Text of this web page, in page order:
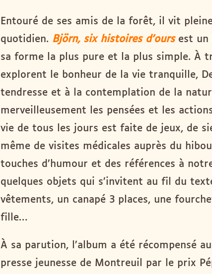
Entouré de ses amis de la forêt, il vit
quotidien. Björn, six histoires d’oursest un
sa forme la plus pure et la plus simple. À
explorent le bonheur de la vie tranquille,
tendresse et à la contemplation de la
merveilleusement les pensées et les
vie de tous les jours est faite de jeux, de
même de visites médicales auprès du
touches d’humour et des références à
quelques objets qui s’invitent au fil du
vêtements, un canapé 3 places, une
fille…
À sa parution, l’album a été récompensé
presse jeunesse de Montreuil par le prix